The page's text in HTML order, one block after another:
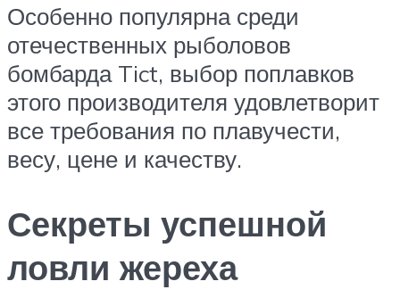
Особенно популярна среди
отечественных рыболовов
бомбарда Tict, выбор поплавков
этого производителя удовлетворит
все требования по плавучести,
весу, цене и качеству.
Секреты успешной
ловли жереха